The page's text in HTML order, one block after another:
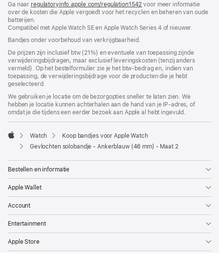
nieuw
venster
Ga naar regulatoryinfo.apple.com/regulation1542 (wordt
in
venster
voor meer informatie
over de kosten die Apple vergoedt voor het recyclen en beheren van oude
batterijen.
Compatibel met Apple Watch SE en Apple Watch Series 4 of nieuwer.
Bandjes onder voorbehoud van verkrijgbaarheid.
De prijzen zijn inclusief btw (21%) en eventuele van toepassing zijnde
verwijderingsbijdragen, maar exclusief leveringskosten (tenzij anders
vermeld). Op het bestelformulier zie je het btw-bedrag en, indien van
toepassing, de verwijderingsbijdrage voor de producten die je hebt
geselecteerd.
We gebruiken je locatie om de bezorgopties sneller te laten zien. We
hebben je locatie kunnen achterhalen aan de hand van je IP-adres, of
omdat je die tijdens een eerder bezoek aan Apple al hebt ingevuld.
Apple
Watch
Koop bandjes voor Apple Watch
Gevlochten solobandje - Ankerblauw (46 mm) - Maat 2
Bestellen en informatie
Apple Wallet
Account
Entertainment
Apple Store